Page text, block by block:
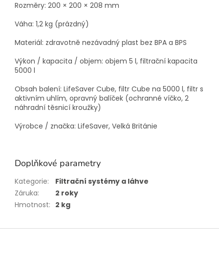
Rozměry: 200 × 200 × 208 mm
Váha: 1,2 kg (prázdný)
Materiál: zdravotně nezávadný plast bez BPA a BPS
Výkon / kapacita / objem: objem 5 l, filtrační kapacita
5000 l
Obsah balení: LifeSaver Cube, filtr Cube na 5000 l, filtr s
aktivním uhlím, opravný balíček (ochranné víčko, 2
náhradní těsnicí kroužky)
Výrobce / značka: LifeSaver, Velká Británie
Doplňkové parametry
Kategorie:
Filtrační systémy a láhve
Záruka:
2 roky
Hmotnost: 2 kg
Z